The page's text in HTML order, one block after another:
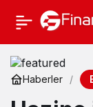
Haberler